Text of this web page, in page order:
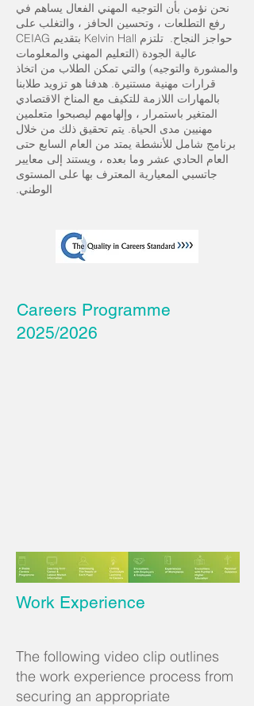
نحن نؤمن بأن التوجيه المهني الفعال يساهم في
رفع التطلعات ، وتحسين الحافز ، والتغلب على
حواجز النجاح. تلتزم Kelvin Hall بتقديم CEIAG
عالية الجودة (التعليم المهني والمعلومات
والمشورة والتوجيه) والتي تمكن الطلاب من اتخاذ
قرارات مهنية مستنيرة. هدفنا هو تزويد طلابنا
بالمهارات اللازمة للتكيف مع المناخ الاقتصادي
المتغير باستمرار ، وإلهامهم ليصبحوا متعلمين
مهنيين مدى الحياة. يتم تحقيق ذلك من خلال
برنامج شامل للأنشطة يمتد من العام السابع حتى
العام الحادي عشر وما بعده ، ويستند إلى معايير
جاتسبي المعيارية المعترف بها على المستوى
الوطني.
Careers Programme
2025/2026
Work Experience
The following video clip outlines
the work experience process from
securing an appropriate